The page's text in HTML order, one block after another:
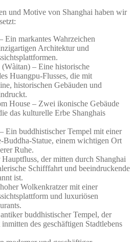
und Motive von Shanghai haben wir
Ein markantes Wahrzeichen
Architektur und
– Eine historische
Huangpu-Flusses, die mit
historischen Gebäuden und
House – Zwei ikonische Gebäude
das kulturelle Erbe Shanghais
Ein buddhistischer Tempel mit einer
Buddha-Statue, einem wichtigen Ort
Ruhe.
der mitten durch Shanghai
Schifffahrt und beeindruckende
ist.
Wolkenkratzer mit einer
und luxuriösen
buddhistischer Tempel, der
des geschäftigen Stadtlebens